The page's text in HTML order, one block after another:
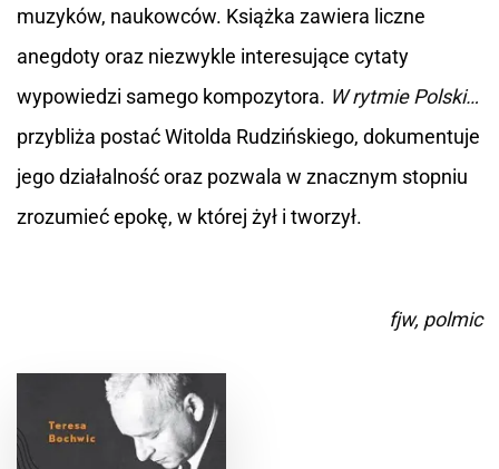
muzyków, naukowców. Książka zawiera liczne
anegdoty oraz niezwykle interesujące cytaty
wypowiedzi samego kompozytora. W rytmie Polski…
przybliża postać Witolda Rudzińskiego, dokumentuje
jego działalność oraz pozwala w znacznym stopniu
zrozumieć epokę, w której żył i tworzył.
fjw, polmic